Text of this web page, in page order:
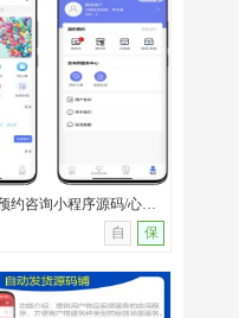
uniapp付费预约咨询小程序源码/心理咨询/法律咨询/问诊咨询等多场景付费预约系统
自 保